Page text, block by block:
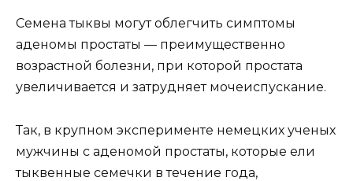
Семена тыквы могут облегчить симптомы
аденомы простаты — преимущественно
возрастной болезни, при которой простата
увеличивается и затрудняет мочеиспускание.
Так, в крупном эксперименте немецких ученых
мужчины с аденомой простаты, которые ели
тыквенные семечки в течение года,